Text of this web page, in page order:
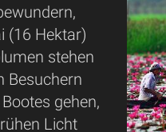
(16 Hektar)
stehen
Besuchern
gehen,
Licht